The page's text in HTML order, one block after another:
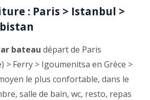
: Paris > Istanbul >
bateau départ de Paris
> Ferry > Igoumenitsa en Grèce >
le plus confortable, dans le
salle de bain, wc, resto, repas